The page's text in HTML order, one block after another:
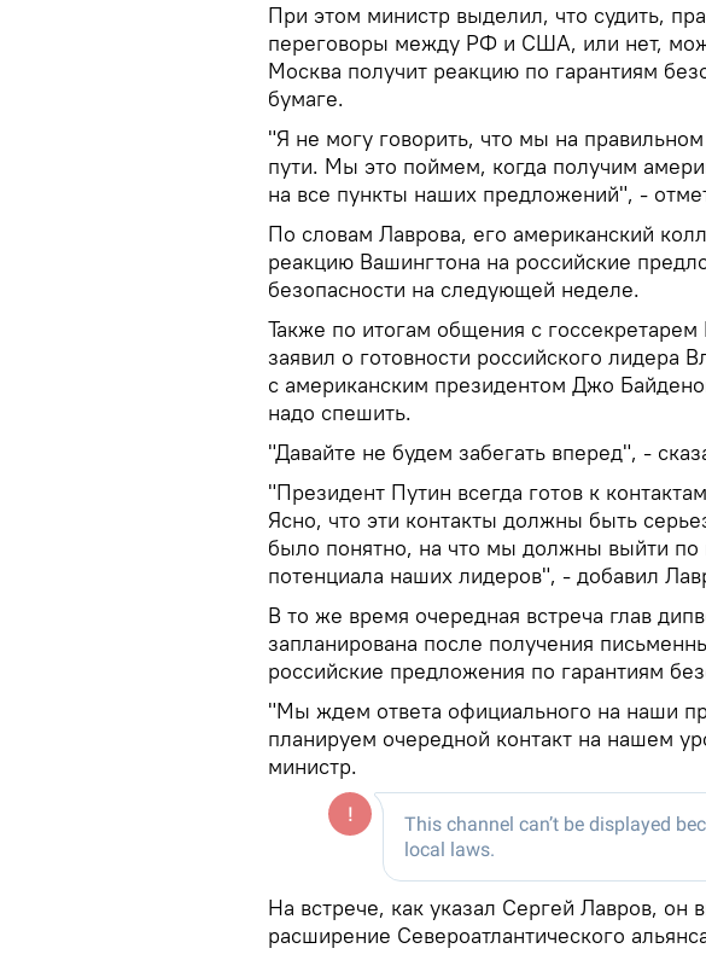
При этом министр выделил, что судить,
переговоры между РФ и США, или нет,
Москва получит реакцию по гарантиям
бумаге.
"Я не могу говорить, что мы на
пути. Мы это поймем, когда получим
на все пункты наших предложений", -
По словам Лаврова, его американский
реакцию Вашингтона на российские
безопасности на следующей неделе.
Также по итогам общения с
заявил о готовности российского лидера
с американским президентом Джо
надо спешить.
"Давайте не будем забегать вперед", -
"Президент Путин всегда готов к
Ясно, что эти контакты должны быть
было понятно, на что мы должны выйти по
потенциала наших лидеров", - добавил
В то же время очередная встреча глав
запланирована после получения
российские предложения по гарантиям
"Мы ждем ответа официального на наши
планируем очередной контакт на нашем
министр.
На встрече, как указал Сергей Лавров, он
расширение Североатлантического